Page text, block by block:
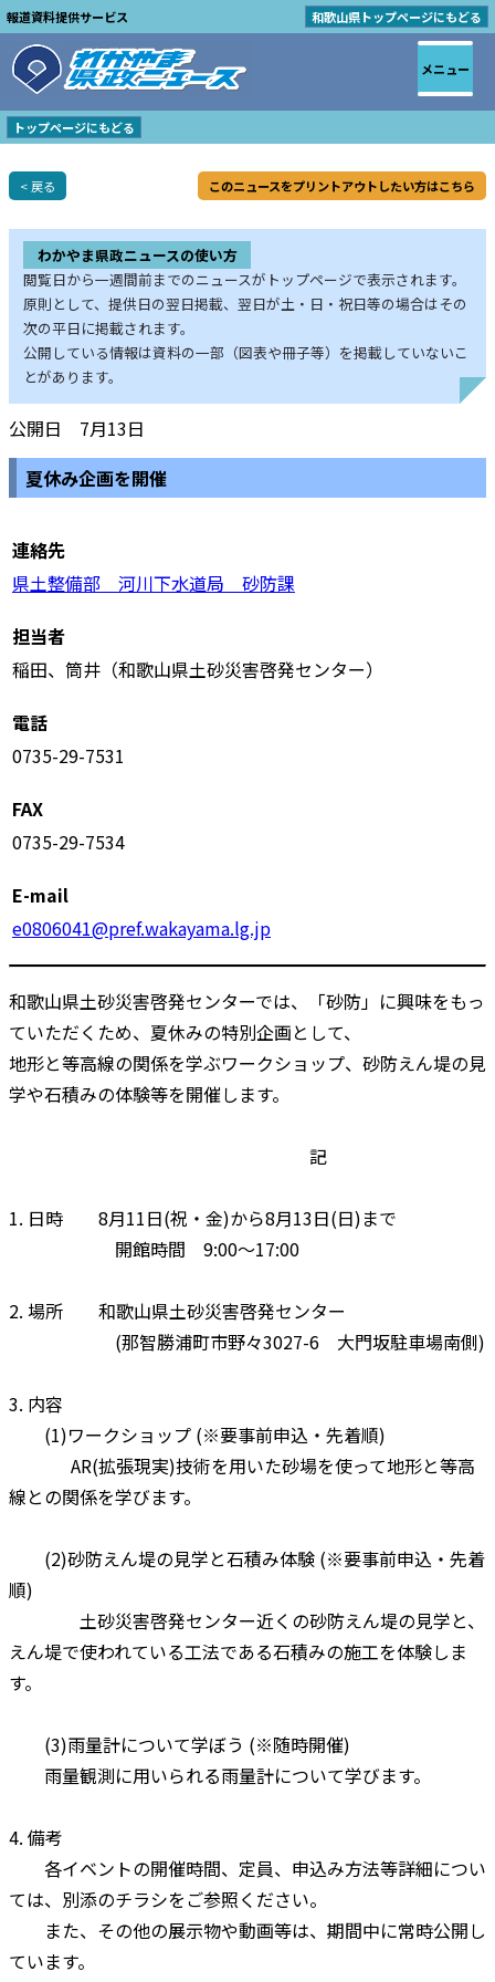
報道資料提供サービス 和歌山県トップページにもどる
トップページにもどる
< 戻る このニュースをプリントアウトしたい方はこちら
わかやま県政ニュースの使い方
閲覧日から一週間前までのニュースがトップページで表示されます。
原則として、提供日の翌日掲載、翌日が土・日・祝日等の場合はその
次の平日に掲載されます。
公開している情報は資料の一部（図表や冊子等）を掲載していないこ
とがあります。
公開日 7月13日
夏休み企画を開催
連絡先
県土整備部 河川下水道局 砂防課
担当者
稲田、筒井（和歌山県土砂災害啓発センター）
電話
0735-29-7531
FAX
0735-29-7534
E-mail
e0806041@pref.wakayama.lg.jp
和歌山県土砂災害啓発センターでは、「砂防」に興味をもっ
ていただくため、夏休みの特別企画として、
地形と等高線の関係を学ぶワークショップ、砂防えん堤の見
学や石積みの体験等を開催します。
記
1. 日時 8月11日(祝・金)から8月13日(日)まで
開館時間 9:00～17:00
2. 場所 和歌山県土砂災害啓発センター
(那智勝浦町市野々3027-6 大門坂駐車場南側)
3. 内容
(1)ワークショップ (※要事前申込・先着順)
AR(拡張現実)技術を用いた砂場を使って地形と等高
線との関係を学びます。
(2)砂防えん堤の見学と石積み体験 (※要事前申込・先着
順)
土砂災害啓発センター近くの砂防えん堤の見学と、
えん堤で使われている工法である石積みの施工を体験しま
す。
(3)雨量計について学ぼう (※随時開催)
雨量観測に用いられる雨量計について学びます。
4. 備考
各イベントの開催時間、定員、申込み方法等詳細につい
ては、別添のチラシをご参照ください。
また、その他の展示物や動画等は、期間中に常時公開し
ています。
メニュー